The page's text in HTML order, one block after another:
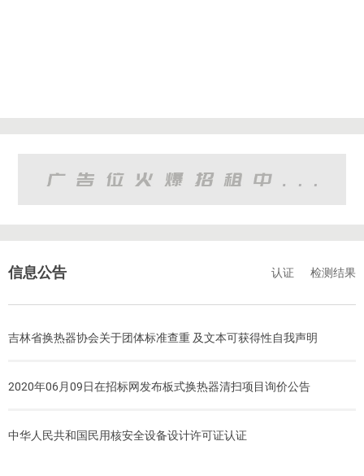
信息公告 认证 检测结果
吉林省换热器协会关于团体标准查重 及文本可获得性自我声明
2020年06月09日在招标网发布板式换热器清扫项目询价公告
中华人民共和国民用核安全设备设计许可证认证